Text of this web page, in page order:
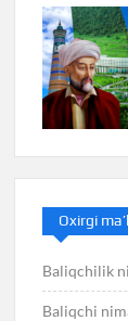
Oxirgi
Baliqchilik
Baliqchi